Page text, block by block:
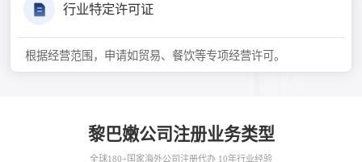
行业特定许可证
根据经营范围，申请如贸易、餐饮等专项经营许可。
黎巴嫩公司注册业务类型
全球180+国家海外公司注册代办 10年行业经验